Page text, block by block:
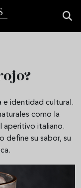
e identidad cultural.
como la
aperitivo italiano.
define su sabor, su